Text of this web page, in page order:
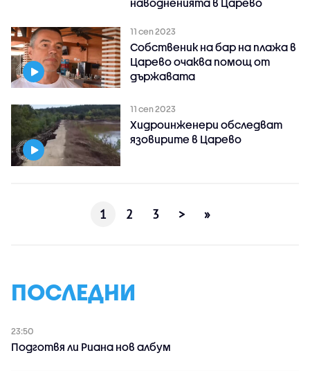
11 сеп 2023
Собственик на бар на плажа в
Царево очаква помощ от
държавата
11 сеп 2023
Хидроинженери обследват
язовирите в Царево
1 2 3 > »
ПОСЛЕДНИ
23:50
Подготвя ли Риана нов албум